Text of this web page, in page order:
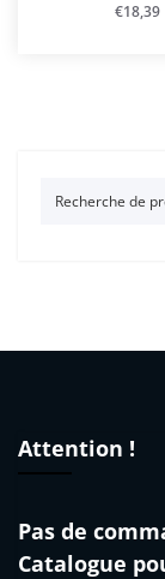
€18,39
Attention !
Pas de
Catalogue